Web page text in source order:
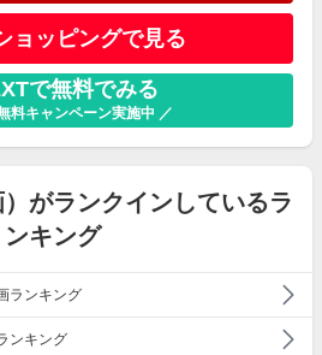
ョッピングで見る
で無料でみる
料キャンペーン実施中 ／
がランクインしているラ
ンキング
ランキング
ンキング